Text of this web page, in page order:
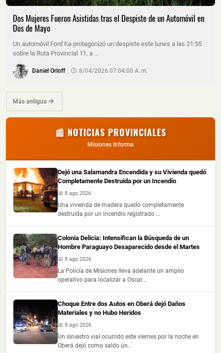
Dos Mujeres Fueron Asistidas tras el Despiste de un Automóvil en
Dos de Mayo
Un automóvil Ford Ka protagonizó un despiste este lunes a las 21:55
sobre la Ruta Provincial 11, a …
Daniel Orloff 8/04/2026 07:04:00 A. M.
Más antigua
📰 NOTICIAS PROVINCIALES
Misiones Informa
Dejó una Salamandra Encendida y su Vivienda quedó
Completamente Destruida por un Incendio
📅 8 ago 2026
Una vivienda de madera quedó completamente
destruida por un incendio registrado ...
Colonia Delicia: Intensifican la Búsqueda de un
Hombre Paraguayo Desaparecido desde el Martes
📅 8 ago 2026
La Policía de Misiones lleva adelante un amplio
operativo para localizar a Oscar...
Choque Entre dos Autos en Oberá dejó Daños
Materiales y no Hubo Heridos
📅 8 ago 2026
Un siniestro vial ocurrido este viernes por la noche en
Oberá dejó como saldo ún...